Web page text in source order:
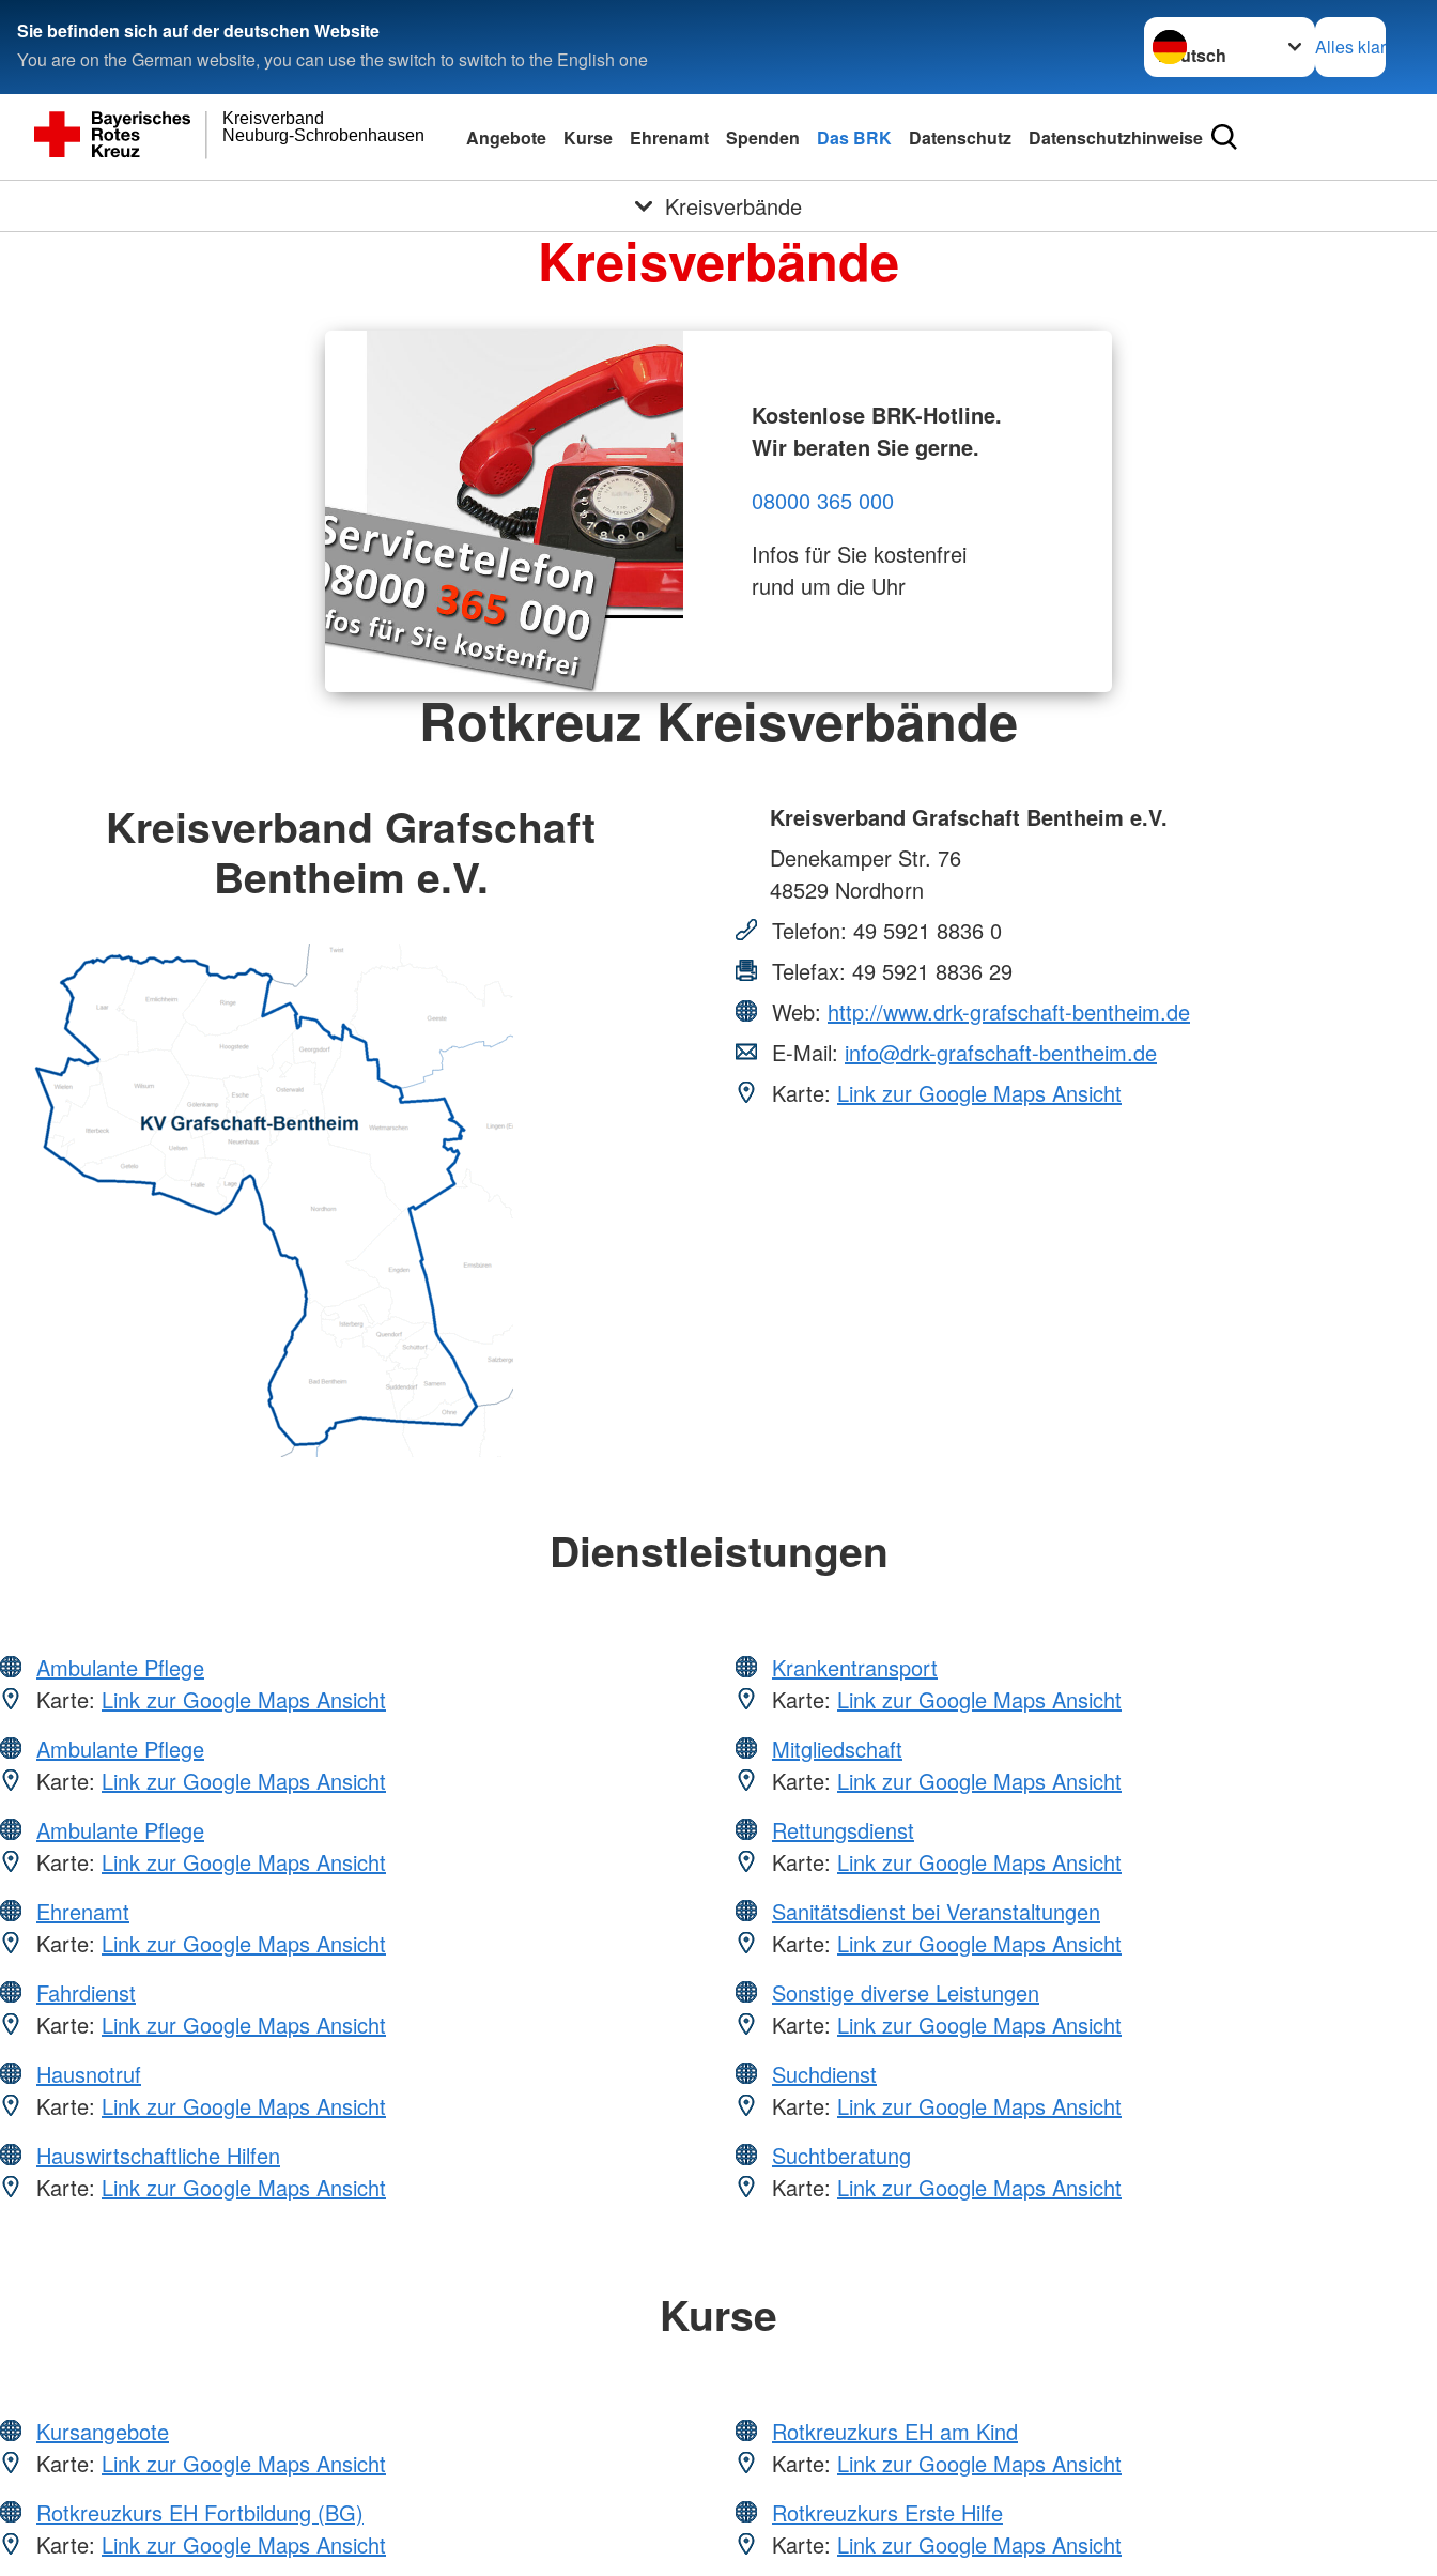
Sie befinden sich auf der deutschen Website
You are on the German website, you can use the switch to switch to the English one
Sprache wechseln zu
Alles klar
Neuburg-Schrobenhausen
Kreisverband
Angebote Kurse Ehrenamt Spenden Das BRK Datenschutz Datenschutzhinweise
Kreisverbände
Kreisverbände
Kostenlose BRK-Hotline.
Wir beraten Sie gerne.
08000 365 000
Infos für Sie kostenfrei
rund um die Uhr
Rotkreuz Kreisverbände
Kreisverband Grafschaft
Bentheim e.V.
Kreisverband Grafschaft Bentheim e.V.
Denekamper Str. 76
48529 Nordhorn
Telefon: 49 5921 8836 0
Telefax: 49 5921 8836 29
Web: http://www.drk-grafschaft-bentheim.de
E-Mail: info@drk-grafschaft-bentheim.de
Karte: Link zur Google Maps Ansicht
Dienstleistungen
Ambulante Pflege
Karte: Link zur Google Maps Ansicht
Ambulante Pflege
Karte: Link zur Google Maps Ansicht
Ambulante Pflege
Karte: Link zur Google Maps Ansicht
Ehrenamt
Karte: Link zur Google Maps Ansicht
Fahrdienst
Karte: Link zur Google Maps Ansicht
Hausnotruf
Karte: Link zur Google Maps Ansicht
Hauswirtschaftliche Hilfen
Karte: Link zur Google Maps Ansicht
Krankentransport
Karte: Link zur Google Maps Ansicht
Mitgliedschaft
Karte: Link zur Google Maps Ansicht
Rettungsdienst
Karte: Link zur Google Maps Ansicht
Sanitätsdienst bei Veranstaltungen
Karte: Link zur Google Maps Ansicht
Sonstige diverse Leistungen
Karte: Link zur Google Maps Ansicht
Suchdienst
Karte: Link zur Google Maps Ansicht
Suchtberatung
Karte: Link zur Google Maps Ansicht
Kurse
Kursangebote
Karte: Link zur Google Maps Ansicht
Rotkreuzkurs EH Fortbildung (BG)
Karte: Link zur Google Maps Ansicht
Rotkreuzkurs EH am Kind
Karte: Link zur Google Maps Ansicht
Rotkreuzkurs Erste Hilfe
Karte: Link zur Google Maps Ansicht